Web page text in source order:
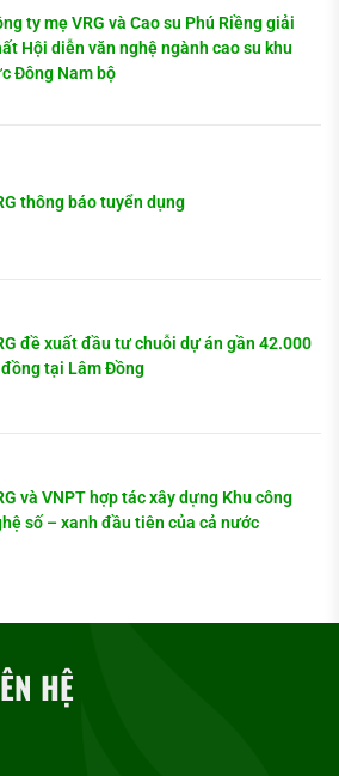
ty mẹ VRG và Cao su Phú Riềng giải
Hội diễn văn nghệ ngành cao su khu
Đông Nam bộ
thông báo tuyển dụng
đề xuất đầu tư chuỗi dự án gần 42.000
tại Lâm Đồng
và VNPT hợp tác xây dựng Khu công
số – xanh đầu tiên của cả nước
HỆ